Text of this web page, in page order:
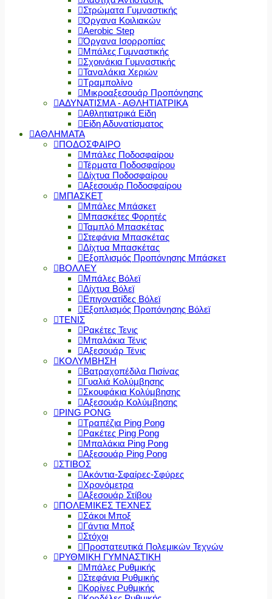
Στρώματα Γυμναστικής
Όργανα Κοιλιακών
Aerobic Step
Όργανα Ισορροπίας
Μπάλες Γυμναστικής
Σχοινάκια Γυμναστικής
Ταναλάκια Χεριών
Τραμπολίνο
Μικροαξεσουάρ Προπόνησης
ΑΔΥΝΑΤΙΣΜΑ - ΑΘΛΗΤΙΑΤΡΙΚΑ
Αθλητιατρικά Είδη
Είδη Αδυνατίσματος
ΑΘΛΗΜΑΤΑ
ΠΟΔΟΣΦΑΙΡΟ
Μπάλες Ποδοσφαίρου
Τέρματα Ποδοσφαίρου
Δίχτυα Ποδοσφαίρου
Αξεσουάρ Ποδοσφαίρου
ΜΠΑΣΚΕΤ
Μπάλες Μπάσκετ
Μπασκέτες Φορητές
Ταμπλό Μπασκέτας
Στεφάνια Μπασκέτας
Δίχτυα Μπασκέτας
Εξοπλισμός Προπόνησης Μπάσκετ
ΒΟΛΛΕΥ
Μπάλες Βόλεϊ
Δίχτυα Βόλεϊ
Επιγονατίδες Βόλεϊ
Εξοπλισμός Προπόνησης Βόλεϊ
ΤΕΝΙΣ
Ρακέτες Τενις
Μπαλάκια Τένις
Αξεσουάρ Τένις
ΚΟΛΥΜΒΗΣΗ
Βατραχοπέδιλα Πισίνας
Γυαλιά Κολύμβησης
Σκουφάκια Κολύμβησης
Αξεσουάρ Κολύμβησης
PING PONG
Τραπέζια Ping Pong
Ρακέτες Ping Pong
Μπαλάκια Ping Pong
Αξεσουάρ Ping Pong
ΣΤΙΒΟΣ
Ακόντια-Σφαίρες-Σφύρες
Χρονόμετρα
Αξεσουάρ Στίβου
ΠΟΛΕΜΙΚΕΣ ΤΕΧΝΕΣ
Σάκοι Μποξ
Γάντια Μποξ
Στόχοι
Προστατευτικά Πολεμικών Τεχνών
ΡΥΘΜΙΚΗ ΓΥΜΝΑΣΤΙΚΗ
Μπάλες Ρυθμικής
Στεφάνια Ρυθμικής
Κορίνες Ρυθμικής